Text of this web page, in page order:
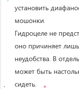
установить
мошонки.
Гидроцеле не
оно причиняет
неудобства. В
может быть
сидеть.